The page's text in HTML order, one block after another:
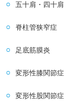
五十肩・四十肩
脊柱管狭窄症
足底筋膜炎
変形性膝関節症
変形性股関節症